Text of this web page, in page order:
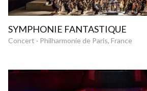
SYMPHONIE FANTASTIQUE
Concert · Philharmonie de Paris, France